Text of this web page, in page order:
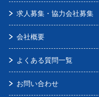
求人募集・協力会社募集
会社概要
よくある質問一覧
お問い合わせ